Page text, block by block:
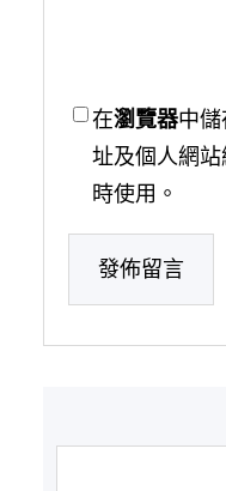
在瀏覽器中
址及個人網
時使用。